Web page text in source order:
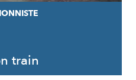
train